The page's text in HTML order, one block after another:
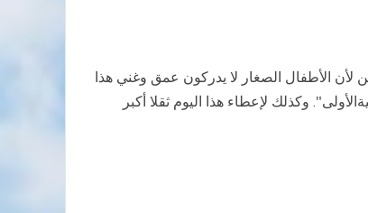
لأن الأطفال الصغار لا يدركون عمق وغني هذا
". وكذلك لإعطاء هذا اليوم ثقلا أكبر